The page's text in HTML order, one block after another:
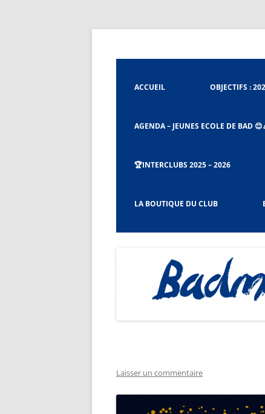
Aller
Badminton Club
ACCUEIL OBJECTIFS :
AGENDA – JEUNES ECOLE DE BAD
🏆INTERCLUBS 2025 – 2026
LA BOUTIQUE DU CLUB
Laisser un commentaire